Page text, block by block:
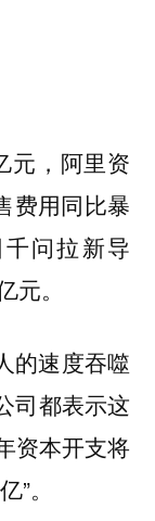
元，阿里资
费用同比暴
问拉新导
元。
的速度吞噬
司都表示这
资本开支将
。